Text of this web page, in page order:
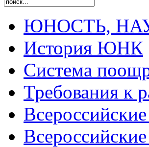
ЮНОСТЬ,
История ЮНК
Система
Требования к